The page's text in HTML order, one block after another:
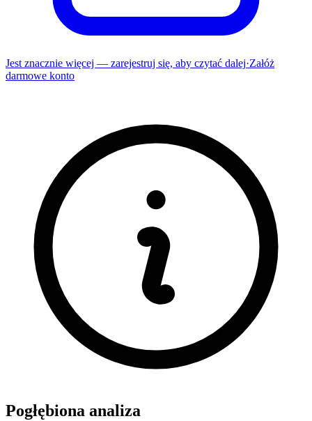
Jest znacznie więcej — zarejestruj się, aby czytać dalej·Załóż
darmowe konto
Pogłębiona analiza